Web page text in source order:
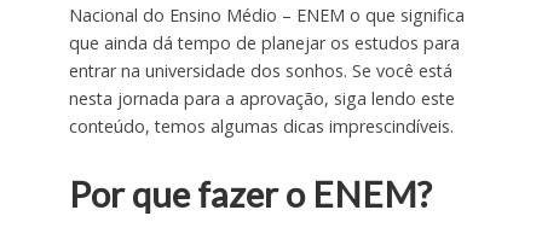
Nacional do Ensino Médio – ENEM o que significa
que ainda dá tempo de planejar os estudos para
entrar na universidade dos sonhos. Se você está
nesta jornada para a aprovação, siga lendo este
conteúdo, temos algumas dicas imprescindíveis.
Por que fazer o ENEM?